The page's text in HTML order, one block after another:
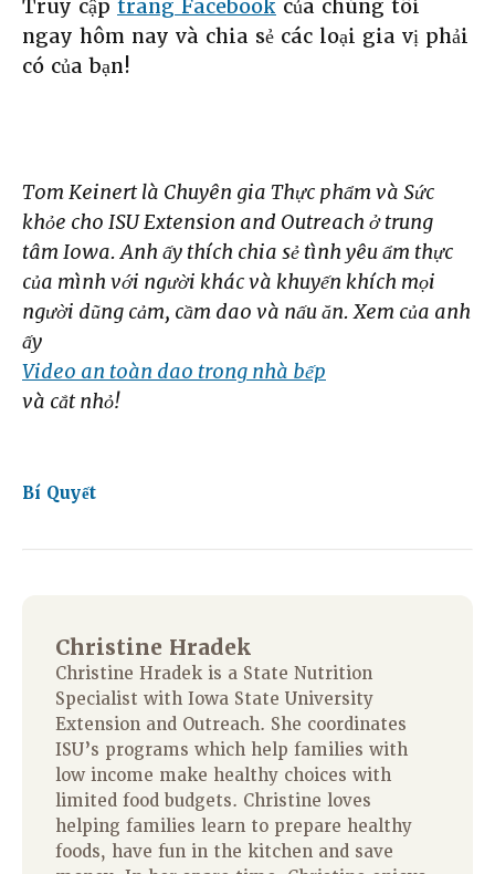
Truy cập trang Facebook của chúng tôi
ngay hôm nay và chia sẻ các loại gia vị phải
có của bạn!
Tom Keinert là Chuyên gia Thực phẩm và Sức
khỏe cho ISU Extension and Outreach ở trung
tâm Iowa. Anh ấy thích chia sẻ tình yêu ẩm thực
của mình với người khác và khuyến khích mọi
người dũng cảm, cầm dao và nấu ăn. Xem của anh
ấy
Video an toàn dao trong nhà bếp
và cắt nhỏ!
Bí Quyết
Christine Hradek
Christine Hradek is a State Nutrition
Specialist with Iowa State University
Extension and Outreach. She coordinates
ISU’s programs which help families with
low income make healthy choices with
limited food budgets. Christine loves
helping families learn to prepare healthy
foods, have fun in the kitchen and save